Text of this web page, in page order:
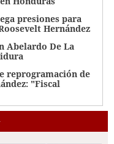
presiones para
Hernández
Abelardo De La
reprogramación de
"Fiscal